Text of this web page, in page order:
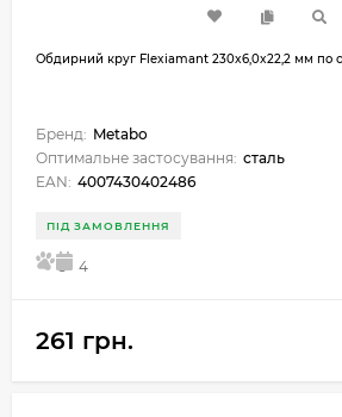
Обдирний круг Flexiamant 230x6,0x22,2 мм по
Бренд: Metabo
Оптимальне застосування: сталь
EAN: 4007430402486
ПІД ЗАМОВЛЕННЯ
5 4
261 грн.